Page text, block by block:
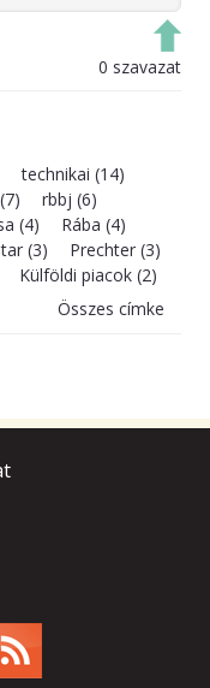
0 szavazat
technikai (14)
rbbj (6)
(4)
Rába (4)
(3)
Prechter (3)
Külföldi piacok (2)
Összes címke